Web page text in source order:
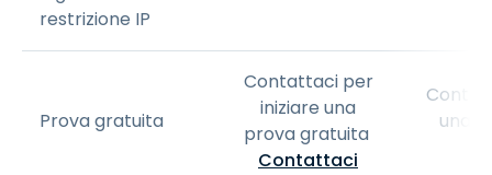
restrizione IP
Prova gratuita
Contattaci per
iniziare una
prova gratuita
Contattaci
una